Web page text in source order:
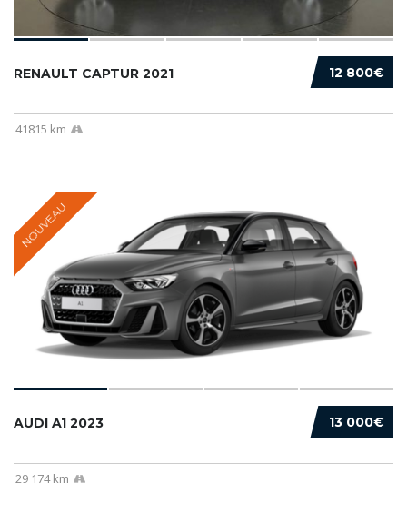
12 800€
RENAULT CAPTUR 2021
41815 km
NOUVEAU
13 000€
AUDI A1 2023
29 174 km